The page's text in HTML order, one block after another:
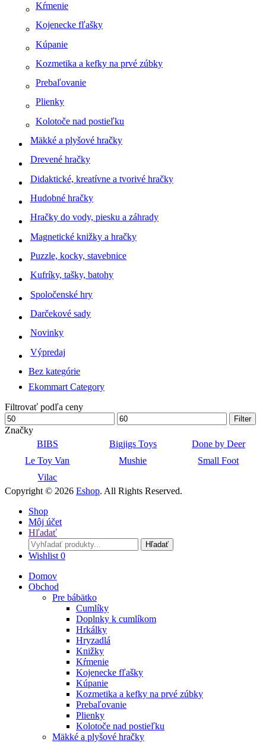
Kŕmenie
Kojenecke fľašky
Kúpanie
Kozmetika a kefky na prvé zúbky
Prebaľovanie
Plienky
Kolotoče nad postieľku
Mäkké a plyšové hračky
Drevené hračky
Didaktické, kreatívne a tvorivé hračky
Hudobné hračky
Hračky do vody, piesku a záhrady
Magnetické knižky a hračky
Puzzle, kocky, stavebnice
Kufríky, tašky, batohy
Spoločenské hry
Darčekové sady
Novinky
Výpredaj
Bez kategórie
Ekommart Category
Filtrovať podľa ceny
Minimálna
cena
Maximálna
cena
Filter
Značky
BIBS
Bigjigs Toys
Done by Deer
Le Toy Van
Mushie
Small Foot
Vilac
Copyright © 2026 Eshop. All Rights Reserved.
Shop
Môj účet
Hľadať
Search
for:
Hľadať
Wishlist 0
Domov
Obchod
Pre bábätko
Cumlíky
Doplnky k cumlíkom
Hrkálky
Hryzadlá
Knižky
Kŕmenie
Kojenecke fľašky
Kúpanie
Kozmetika a kefky na prvé zúbky
Prebaľovanie
Plienky
Kolotoče nad postieľku
Mäkké a plyšové hračky